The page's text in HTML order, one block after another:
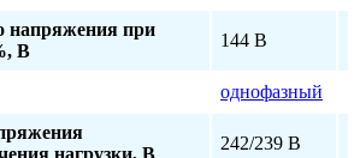
напряжения при
В
144 В
однофазный
242/239 В